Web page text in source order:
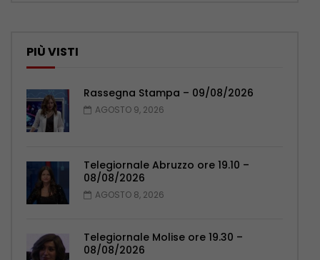
PIÙ VISTI
Rassegna Stampa – 09/08/2026
AGOSTO 9, 2026
Telegiornale Abruzzo ore 19.10 –
08/08/2026
AGOSTO 8, 2026
Telegiornale Molise ore 19.30 –
08/08/2026